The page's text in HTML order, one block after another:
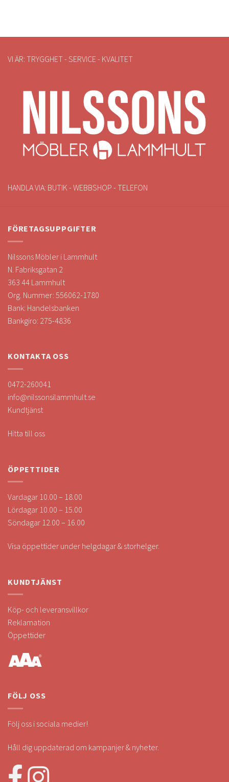
VI ÄR: TRYGGHET - SERVICE - KVALITET
HANDLA VIA: BUTIK - WEBBSHOP - TELEFON
FÖRETAGSUPPGIFTER
Nilssons Möbler i Lammhult
N. Fabriksgatan 2
363 44 Lammhult
Org. Nummer: 556062-1780
Bank: Handelsbanken
Bankgiro: 275-4836
KONTAKTA OSS
0472-260041
info@nilssonsilammhult.se
Kundtjänst
Hitta till oss
ÖPPETTIDER
Vardagar 10.00 – 18.00
Lördagar 10.00 – 15.00
Söndagar 12.00 – 16.00
Visa öppettider under helgdagar & storhelger.
KUNDTJÄNST
Köp- och leveransvillkor
Reklamation
Öppettider
FÖLJ OSS
Följ oss i sociala medier!
Håll dig uppdaterad om kampanjer & nyheter.